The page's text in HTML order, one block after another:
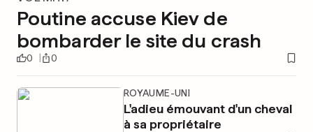
Poutine accuse Kiev de
bombarder le site du crash
0 0
ROYAUME-UNI
L'adieu émouvant d'un cheval
à sa propriétaire